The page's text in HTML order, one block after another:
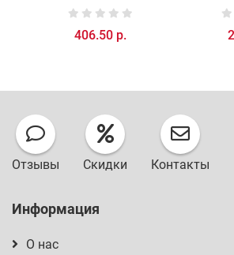
406.50 р.
Отзывы Скидки Контакты
Информация
О нас